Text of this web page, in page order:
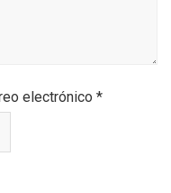
electrónico*